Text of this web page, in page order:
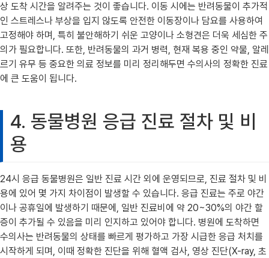
상 도착 시간을 알려주는 것이 좋습니다. 이동 시에는 반려동물이 추가적
인 스트레스나 부상을 입지 않도록 안전한 이동장이나 담요를 사용하여
고정해야 하며, 특히 불안해하기 쉬운 고양이나 소형견은 더욱 세심한 주
의가 필요합니다. 또한, 반려동물의 과거 병력, 현재 복용 중인 약물, 알레
르기 유무 등 중요한 의료 정보를 미리 정리해두면 수의사의 정확한 진료
에 큰 도움이 됩니다.
4. 동물병원 응급 진료 절차 및 비
용
24시 응급 동물병원은 일반 진료 시간 외에 운영되므로, 진료 절차 및 비
용에 있어 몇 가지 차이점이 발생할 수 있습니다. 응급 진료는 주로 야간
이나 공휴일에 발생하기 때문에, 일반 진료비에 약 20~30%의 야간 할
증이 추가될 수 있음을 미리 인지하고 있어야 합니다. 병원에 도착하면
수의사는 반려동물의 상태를 빠르게 평가하고 가장 시급한 응급 처치를
시작하게 되며, 이때 정확한 진단을 위해 혈액 검사, 영상 진단(X-ray, 초